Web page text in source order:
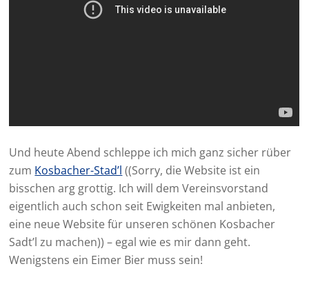
Und heute Abend schleppe ich mich ganz sicher rüber
zum Kosbacher-Stad’l ((Sorry, die Website ist ein
bisschen arg grottig. Ich will dem Vereinsvorstand
eigentlich auch schon seit Ewigkeiten mal anbieten,
eine neue Website für unseren schönen Kosbacher
Sadt’l zu machen)) – egal wie es mir dann geht.
Wenigstens ein Eimer Bier muss sein!